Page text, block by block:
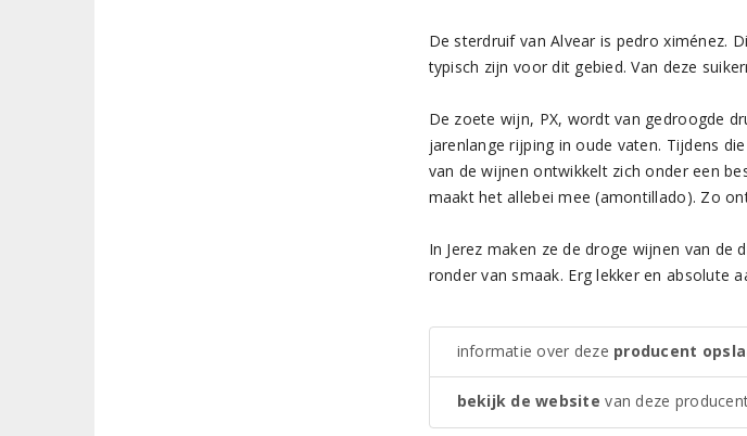
De sterdruif van Alvear is pedro ximénez.
typisch zijn voor dit gebied. Van deze
De zoete wijn, PX, wordt van gedroogde
jarenlange rijping in oude vaten. Tijdens
van de wijnen ontwikkelt zich onder een
maakt het allebei mee (amontillado). Zo
In Jerez maken ze de droge wijnen van
ronder van smaak. Erg lekker en absolute
informatie over deze producent
bekijk de website van deze